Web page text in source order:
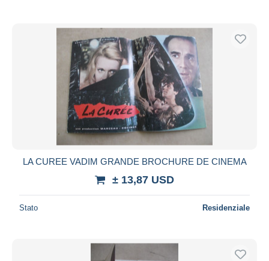
LA CUREE VADIM GRANDE BROCHURE DE CINEMA
± 13,87 USD
Stato Residenziale